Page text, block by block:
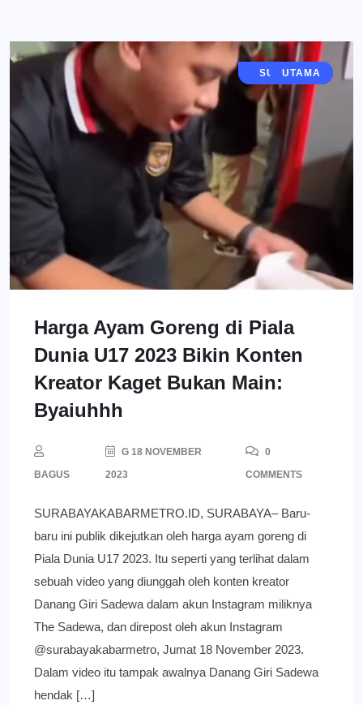
BERITA
BOLA MANIA
EKONOMI
SURABAYA
UTAMA
Harga Ayam Goreng di Piala
Dunia U17 2023 Bikin Konten
Kreator Kaget Bukan Main:
Byaiuhhh
BAGUS
G 18 NOVEMBER
2023
0
COMMENTS
SURABAYAKABARMETRO.ID, SURABAYA– Baru-
baru ini publik dikejutkan oleh harga ayam goreng di
Piala Dunia U17 2023. Itu seperti yang terlihat dalam
sebuah video yang diunggah oleh konten kreator
Danang Giri Sadewa dalam akun Instagram miliknya
The Sadewa, dan direpost oleh akun Instagram
@surabayakabarmetro, Jumat 18 November 2023.
Dalam video itu tampak awalnya Danang Giri Sadewa
hendak […]